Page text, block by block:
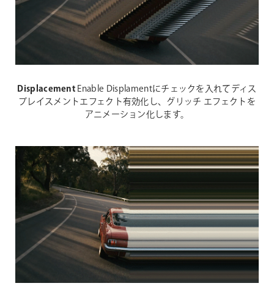
Displacement Enable Displamentにチェックを入れてディス
プレイスメントエフェクト有効化し、グリッチ エフェクトを
アニメーション化します。